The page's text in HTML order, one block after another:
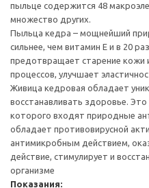
пыльце содержится 48
множество других.
Пыльца кедра – мощнейший
сильнее, чем витамин Е и в 20
предотвращает старение кожи
процессов, улучшает
Живица кедровая обладает
восстанавливать здоровье.
которого входят природные
обладает противовирусной
антимикробным действием,
действие, стимулирует и
организме
Показания: